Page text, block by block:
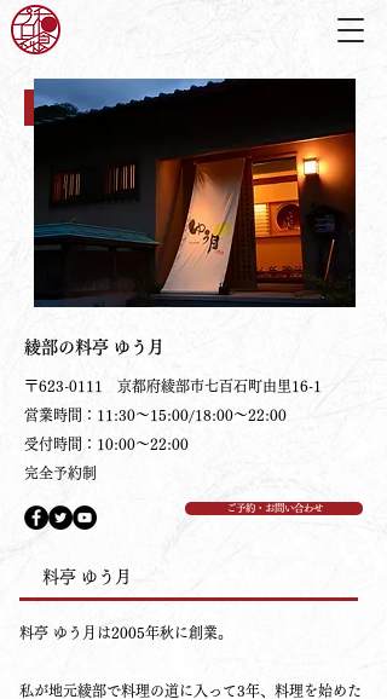
​綾部の料亭 ゆう月
〒623-0111 京都府綾部市七百石町由里16-1
営業時間：11:30～15:00/18:00～22:00
受付時間：10:00～22:00
​完全予約制
ご予約・お問い合わせ
料亭 ゆう月
料亭 ゆう月は2005年秋に創業。
私が地元綾部で料理の道に入って3年、料理を始めた